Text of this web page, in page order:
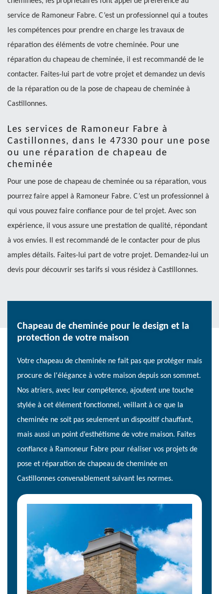
service de Ramoneur Fabre. C’est un professionnel qui a toutes
les compétences pour prendre en charge les travaux de
réparation des éléments de votre cheminée. Pour une
réparation du chapeau de cheminée, il est recommandé de le
contacter. Faites-lui part de votre projet et demandez un devis
de la réparation ou de la pose de chapeau de cheminée à
Castillonnes.
Les services de Ramoneur Fabre à
Castillonnes, dans le 47330 pour une pose
ou une réparation de chapeau de
cheminée
Pour une pose de chapeau de cheminée ou sa réparation, vous
pourrez faire appel à Ramoneur Fabre. C’est un professionnel à
qui vous pouvez faire confiance pour de tel projet. Avec son
expérience, il vous assure une prestation de qualité, répondant
à vos envies. Il est recommandé de le contacter pour de plus
amples détails. Faites-lui part de votre projet. Demandez-lui un
devis pour découvrir ses tarifs si vous résidez à Castillonnes.
Chapeau de cheminée pour le design et la
protection de votre maison
Votre chapeau de cheminée ne fait pas que protéger mais
procure de l'élégance à votre maison depuis son sommet.
Nos atriers, avec leur compétence, ajoutent une touche
stylée à cet élément fonctionnel, veillant à ce que la
cheminée ne soit pas seulement un dispositif chauffant,
mais aussi un point d’esthétisme de votre maison. Faites
confiance à Ramoneur Fabre pour réaliser vos projets de
pose et réparation de chapeau de cheminée en
Castillonnes convenablement suivant les normes.